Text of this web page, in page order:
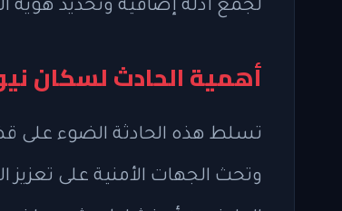
لجمع أدلة إضافية وتحديد هوية
أهمية الحادث لسكان
تسلط هذه الحادثة الضوء على
وتحث الجهات الأمنية على تعزيز